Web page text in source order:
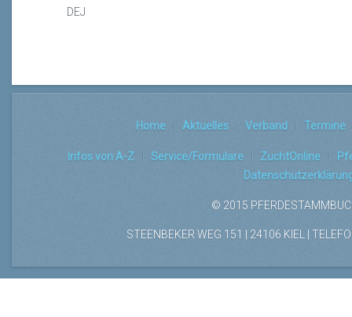
DEJ
Home Aktuelles Verband Termine
Infos von A-Z Service/Formulare ZuchtOnline
© 2015
STEENBEKER WEG 151 | 24106 KIEL |